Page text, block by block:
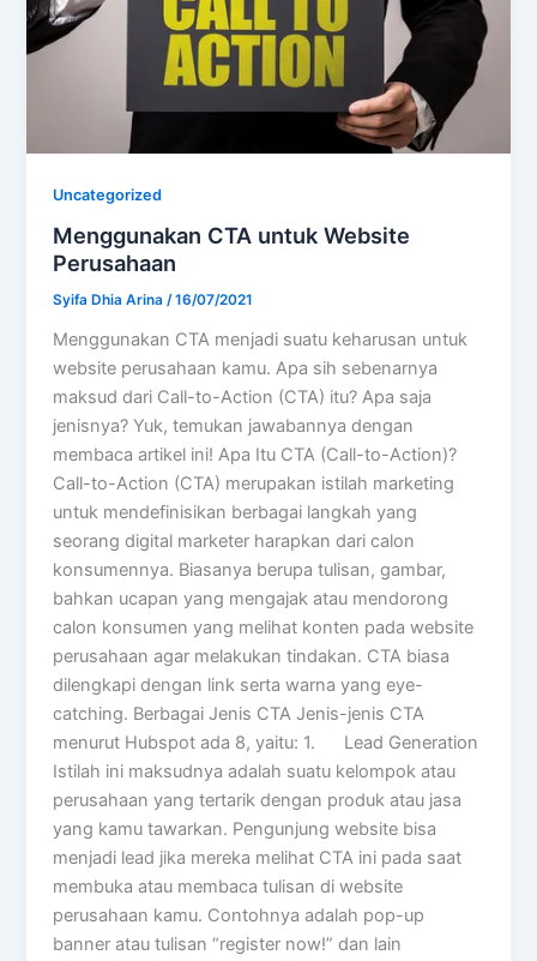
Uncategorized
Menggunakan CTA untuk Website
Perusahaan
Syifa Dhia Arina/16/07/2021
Menggunakan CTA menjadi suatu keharusan untuk
website perusahaan kamu. Apa sih sebenarnya
maksud dari Call-to-Action (CTA) itu? Apa saja
jenisnya? Yuk, temukan jawabannya dengan
membaca artikel ini! Apa Itu CTA (Call-to-Action)?
Call-to-Action (CTA) merupakan istilah marketing
untuk mendefinisikan berbagai langkah yang
seorang digital marketer harapkan dari calon
konsumennya. Biasanya berupa tulisan, gambar,
bahkan ucapan yang mengajak atau mendorong
calon konsumen yang melihat konten pada website
perusahaan agar melakukan tindakan. CTA biasa
dilengkapi dengan link serta warna yang eye-
catching. Berbagai Jenis CTA Jenis-jenis CTA
menurut Hubspot ada 8, yaitu: 1. Lead Generation
Istilah ini maksudnya adalah suatu kelompok atau
perusahaan yang tertarik dengan produk atau jasa
yang kamu tawarkan. Pengunjung website bisa
menjadi lead jika mereka melihat CTA ini pada saat
membuka atau membaca tulisan di website
perusahaan kamu. Contohnya adalah pop-up
banner atau tulisan “register now!” dan lain